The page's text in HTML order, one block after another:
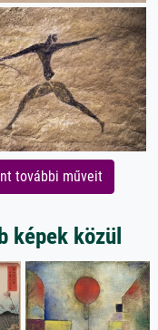
további műveit
képek közül